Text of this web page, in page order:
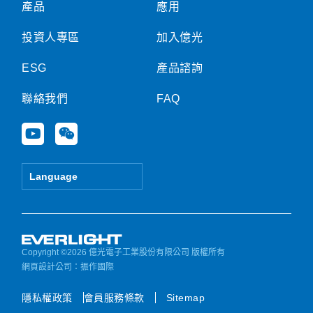
產品
投資人專區
ESG
聯絡我們
Y
o
u
e
W
e
i
Language
應用
加入億光
產品諮詢
FAQ
Copyright ©2026 億光電子工業股份有限公司 版權所有
網頁設計公司 ：振作國際
隱私權政策 會員服務條款 Sitemap